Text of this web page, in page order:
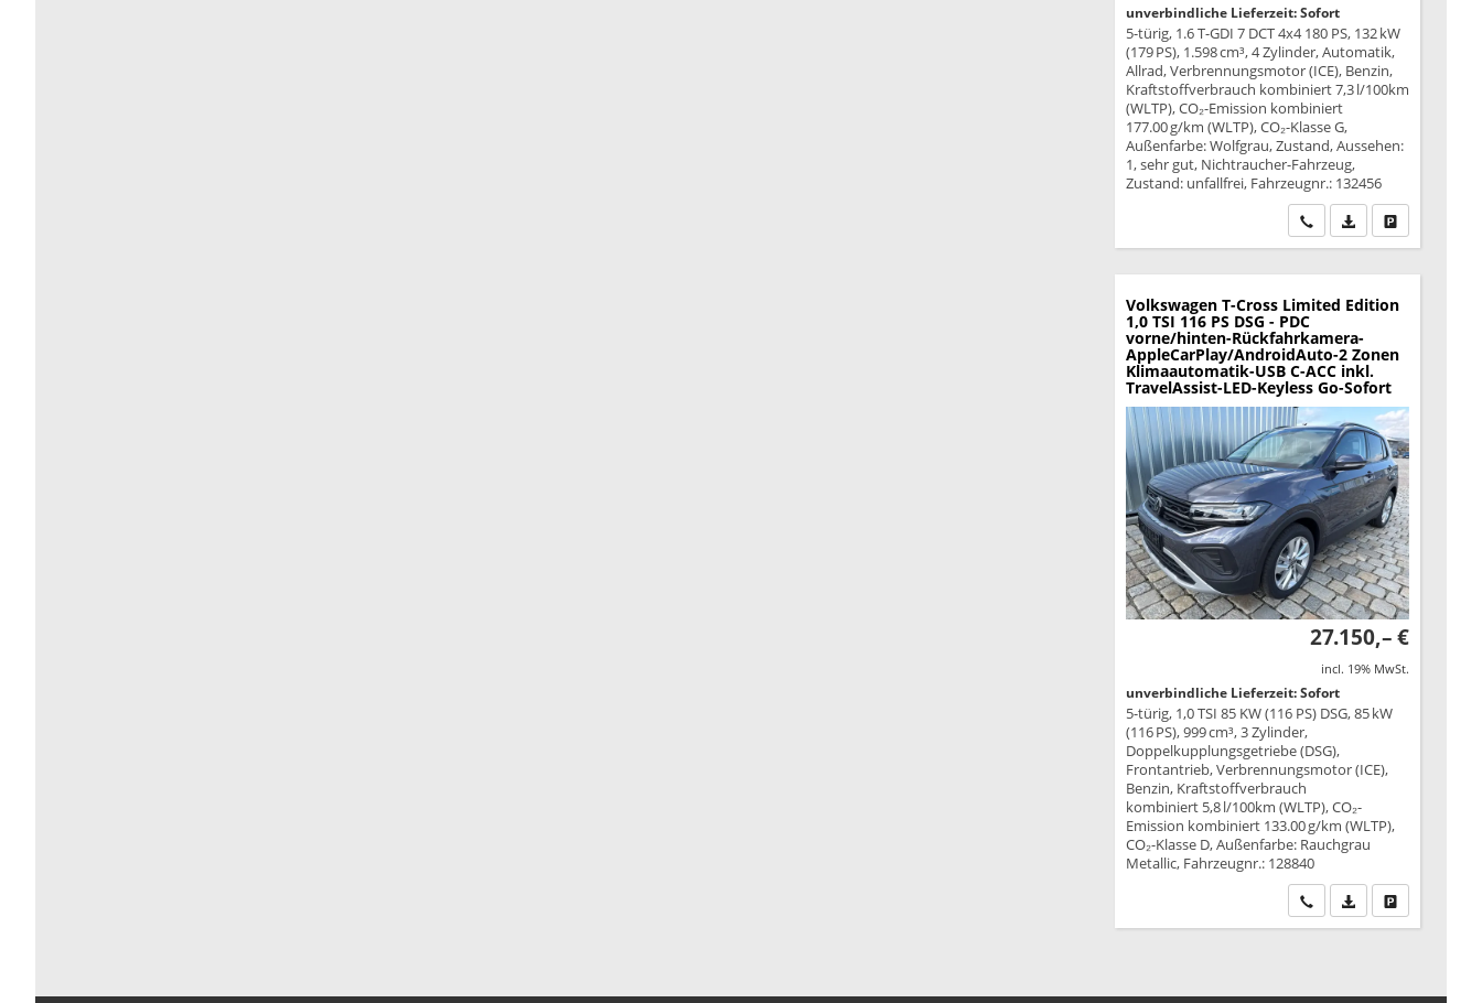
unverbindliche Lieferzeit: Sofort
5-türig, 1.6 T-GDI 7 DCT 4x4 180 PS, 132 kW
(179 PS), 1.598 cm³, 4 Zylinder, Automatik,
Allrad, Verbrennungsmotor (ICE), Benzin,
Kraftstoffverbrauch kombiniert 7,3 l/100km
(WLTP), CO₂-Emission kombiniert
177.00 g/km (WLTP), CO₂-Klasse G,
Außenfarbe: Wolfgrau, Zustand, Aussehen:
1, sehr gut, Nichtraucher-Fahrzeug,
Zustand: unfallfrei, Fahrzeugnr.: 132456
Wir rufen Sie an
PDF-Datei,Drucken,
Volkswagen T-Cross Limited Edition
1,0 TSI 116 PS DSG - PDC
vorne/hinten-Rückfahrkamera-
AppleCarPlay/AndroidAuto-2 Zonen
Klimaautomatik-USB C-ACC inkl.
TravelAssist-LED-Keyless Go-Sofort
27.150,– €
incl. 19% MwSt.
unverbindliche Lieferzeit: Sofort
5-türig, 1,0 TSI 85 KW (116 PS) DSG, 85 kW
(116 PS), 999 cm³, 3 Zylinder,
Doppelkupplungsgetriebe (DSG),
Frontantrieb, Verbrennungsmotor (ICE),
Benzin, Kraftstoffverbrauch
kombiniert 5,8 l/100km (WLTP), CO₂-
Emission kombiniert 133.00 g/km (WLTP),
CO₂-Klasse D, Außenfarbe: Rauchgrau
Metallic, Fahrzeugnr.: 128840
Wir rufen Sie an
PDF-Datei,Drucken,